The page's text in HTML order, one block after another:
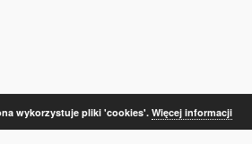
wykorzystuje pliki 'cookies'. Więcej informacji